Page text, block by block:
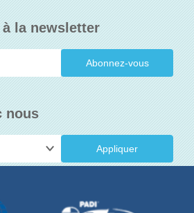
la newsletter
nous
Appliquer